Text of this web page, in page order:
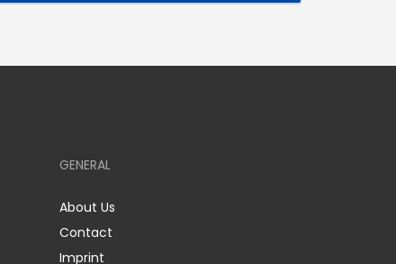
GENERAL
About Us
Contact
Imprint